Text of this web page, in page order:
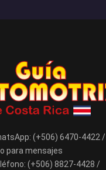
(+506) 6470-4422 /
para mensajes
(+506) 8827-4428 /